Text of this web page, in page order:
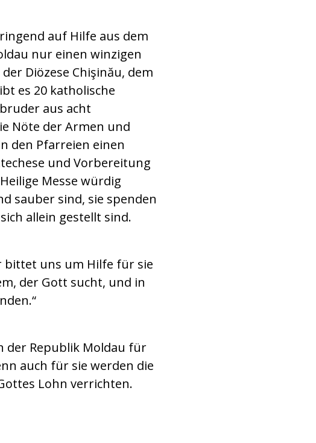
auf Hilfe aus dem
nur einen winzigen
Diözese Chişinău, dem
es 20 katholische
aus acht
Nöte der Armen und
den Pfarreien einen
und Vorbereitung
Messe würdig
sauber sind, sie spenden
allein gestellt sind.
bittet uns um Hilfe für sie
der Gott sucht, und in
der Republik Moldau für
auch für sie werden die
Lohn verrichten.